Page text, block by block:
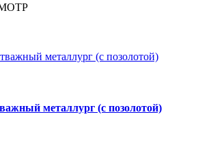
металлург (с позолотой)